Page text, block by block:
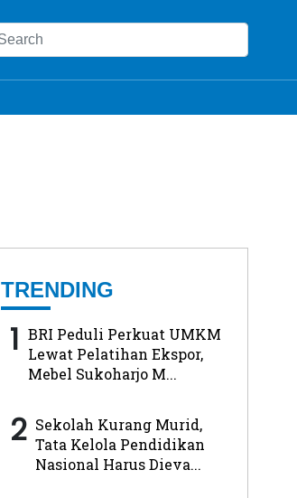
TRENDING
1 BRI Peduli Perkuat UMKM
Lewat Pelatihan Ekspor,
Mebel Sukoharjo M...
2 Sekolah Kurang Murid,
Tata Kelola Pendidikan
Nasional Harus Dieva...